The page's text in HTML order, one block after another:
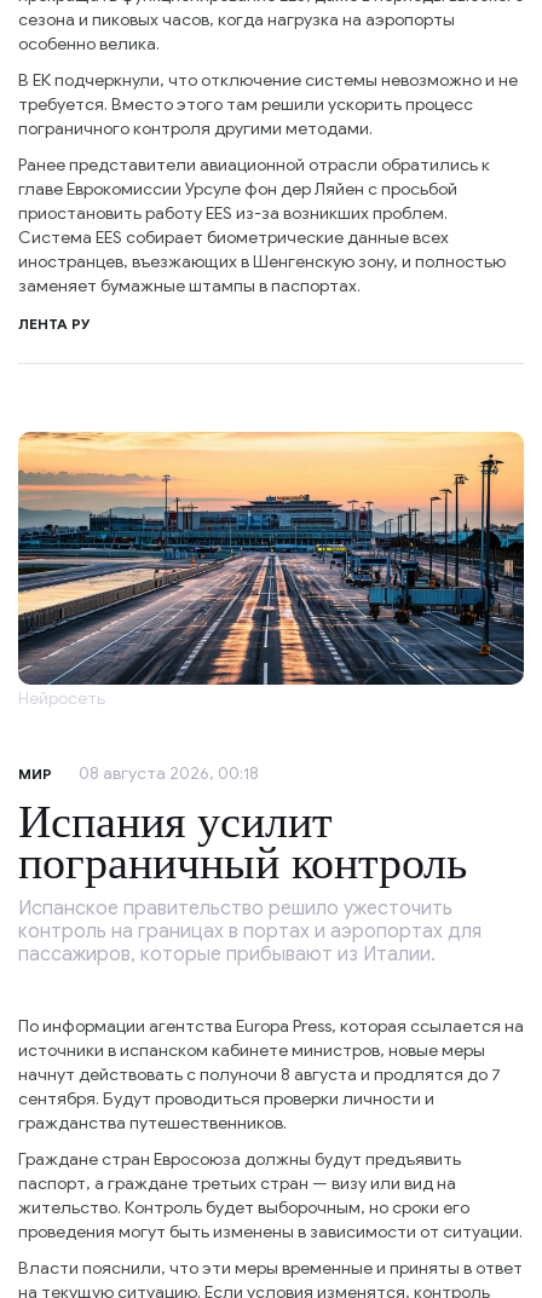
сезона и пиковых часов, когда нагрузка на аэропорты
особенно велика.
В ЕК подчеркнули, что отключение системы невозможно и не
требуется. Вместо этого там решили ускорить процесс
пограничного контроля другими методами.
Ранее представители авиационной отрасли обратились к
главе Еврокомиссии Урсуле фон дер Ляйен с просьбой
приостановить работу EES из-за возникших проблем.
Система EES собирает биометрические данные всех
иностранцев, въезжающих в Шенгенскую зону, и полностью
заменяет бумажные штампы в паспортах.
ЛЕНТА РУ
Нейросеть
МИР 08 августа 2026, 00:18
Испания усилит
пограничный контроль
Испанское правительство решило ужесточить
контроль на границах в портах и аэропортах для
пассажиров, которые прибывают из Италии.
По информации агентства Europa Press, которая ссылается на
источники в испанском кабинете министров, новые меры
начнут действовать с полуночи 8 августа и продлятся до 7
сентября. Будут проводиться проверки личности и
гражданства путешественников.
Граждане стран Евросоюза должны будут предъявить
паспорт, а граждане третьих стран — визу или вид на
жительство. Контроль будет выборочным, но сроки его
проведения могут быть изменены в зависимости от ситуации.
Власти пояснили, что эти меры временные и приняты в ответ
на текущую ситуацию. Если условия изменятся, контроль